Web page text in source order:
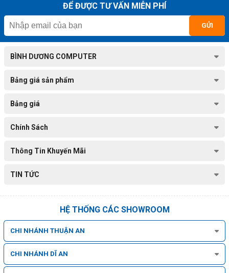
ĐỂ ĐƯỢC TƯ VẤN MIỄN PHÍ
GỬI
BÌNH DƯƠNG COMPUTER
Bảng giá sản phẩm
Bảng giá
Chính Sách
Thông Tin Khuyến Mãi
TIN TỨC
HỆ THỐNG CÁC SHOWROOM
CHI NHÁNH THUẬN AN
CHI NHÁNH DĨ AN